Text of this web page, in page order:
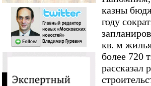
казны
году
кв. м
более 720
рассказал